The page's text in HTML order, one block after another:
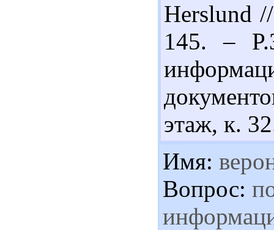
Herslund
145. –
этаж, к.
Имя:
Вопрос: